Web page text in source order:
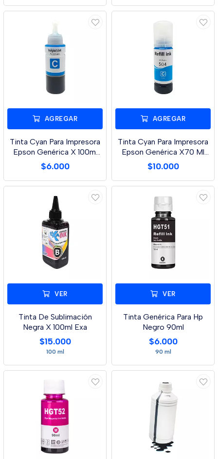
AGREGAR
Tinta Cyan Para Impresora
Epson Genérica X 100ml
L210/L355/L
$6.000
AGREGAR
Tinta Cyan Para Impresora
Epson Genérica X70 Ml
L3110/L3150/
$10.000
VER
Tinta De Sublimación
Negra X 100ml Exa
$15.000
100 ml
VER
Tinta Genérica Para Hp
Negro 90ml
$6.000
90 ml